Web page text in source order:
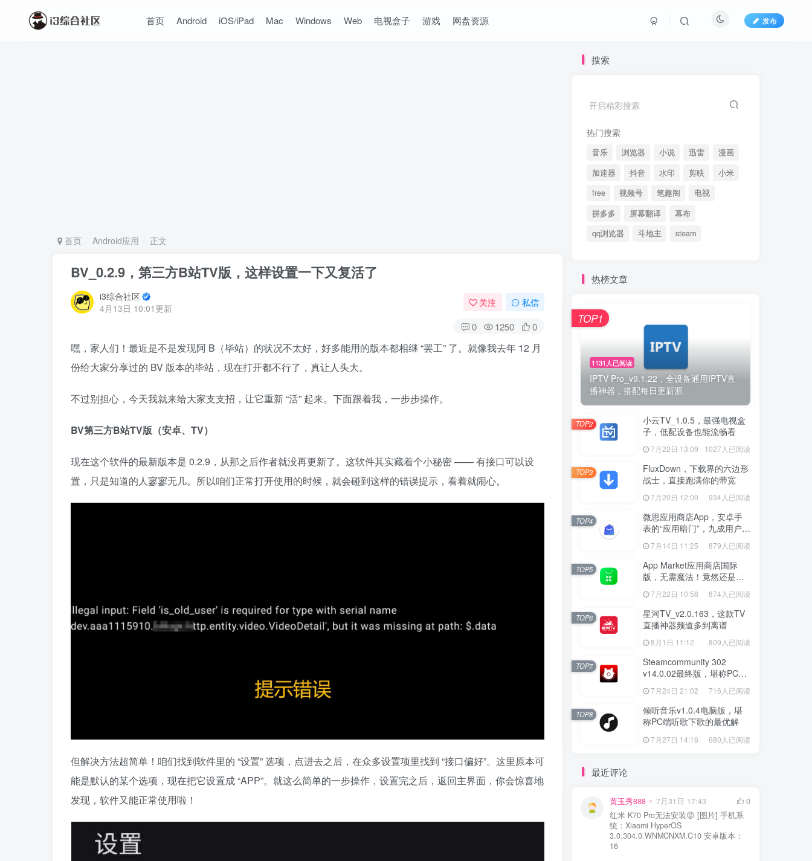
首页 Android iOS/iPad Mac Windows Web 电视盒子 游戏 网盘资源 发布
首页 Android应用 正文
BV_0.2.9，第三方B站TV版，这样设置一下又复活了
i3综合社区
4月13日 10:01更新
关注 私信
0 1250 0
嘿，家人们！最近是不是发现阿 B（毕站）的状况不太好，好多能用的版本都相继 “罢工” 了。就像我去年 12 月
份给大家分享过的 BV 版本的毕站，现在打开都不行了，真让人头大。
不过别担心，今天我就来给大家支支招，让它重新 “活” 起来。下面跟着我，一步步操作。
BV第三方B站TV版（安卓、TV）
现在这个软件的最新版本是 0.2.9，从那之后作者就没再更新了。这软件其实藏着个小秘密 —— 有接口可以设
置，只是知道的人寥寥无几。所以咱们正常打开使用的时候，就会碰到这样的错误提示，看着就闹心。
但解决方法超简单！咱们找到软件里的 “设置” 选项，点进去之后，在众多设置项里找到 “接口偏好”。这里原本可
能是默认的某个选项，现在把它设置成 “APP”。就这么简单的一步操作，设置完之后，返回主界面，你会惊喜地
发现，软件又能正常使用啦！
搜索
开启精彩搜索
热门搜索
音乐 浏览器 小说 迅雷
漫画
加速器
抖音 水印 剪映
小米
free
视频号 笔趣阁
电视
拼多多
屏幕翻译
幕布
qq浏览器
斗地主 steam
热榜文章
1131人已阅读
IPTV Pro_v9.1.22，全设备通用IPTV直
播神器，搭配每日更新源
TOP1
小云TV_1.0.5，最强电视盒
子，低配设备也能流畅看
7月22日 13:09 1027人已阅读
TOP2
FluxDown，下载界的六边形
战士，直接跑满你的带宽
7月20日 12:00 934人已阅读
TOP3
微思应用商店App，安卓手
表的“应用暗门”，九成用户还
没发现
7月14日 11:25 879人已阅读
TOP4
App Market应用商店国际
版，无需魔法！竟然还是大
厂出品？
7月22日 10:58 874人已阅读
TOP5
星河TV_v2.0.163，这款TV
直播神器频道多到离谱
8月1日 11:12 809人已阅读
TOP6
Steamcommunity 302
v14.0.02最终版，堪称PC玩
家必备的网络工具箱
7月24日 21:02 716人已阅读
TOP7
倾听音乐v1.0.4电脑版，堪
称PC端听歌下歌的最优解
7月27日 14:16 680人已阅读
TOP8
最近评论
黄玉秀888 7月31日 17:43
0
红米 K70 Pro无法安装😝 [图片] 手机系
统：Xiaomi HyperOS
3.0.304.0.WNMCNXM.C10 安卓版本：
16